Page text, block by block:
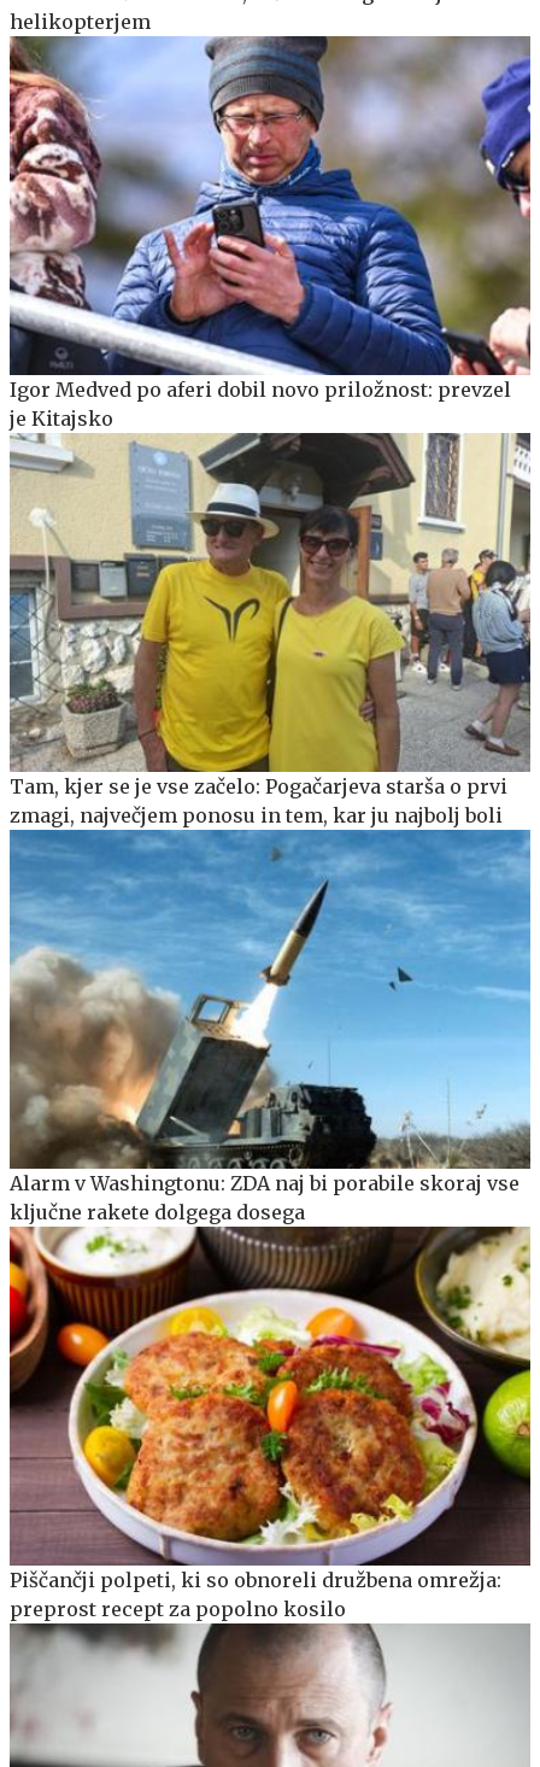
helikopterjem
Igor Medved po aferi dobil novo priložnost: prevzel
je Kitajsko
Tam, kjer se je vse začelo: Pogačarjeva starša o prvi
zmagi, največjem ponosu in tem, kar ju najbolj boli
Alarm v Washingtonu: ZDA naj bi porabile skoraj vse
ključne rakete dolgega dosega
Piščančji polpeti, ki so obnoreli družbena omrežja:
preprost recept za popolno kosilo